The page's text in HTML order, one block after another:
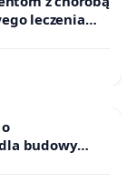
leczenia
budowy
w
i